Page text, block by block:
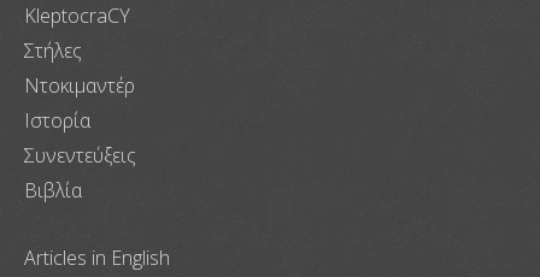
KleptocraCY
Στήλες
Ντοκιμαντέρ
Ιστορία
Συνεντεύξεις
Βιβλία
Articles in English